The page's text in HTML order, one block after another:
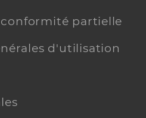
partielle
d'utilisation